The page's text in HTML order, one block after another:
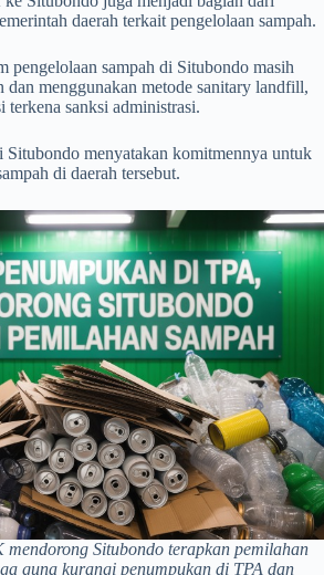
daerah terkait pengelolaan sampah.
pengelolaan sampah di Situbondo masih
dan menggunakan metode sanitary landfill,
terkena sanksi administrasi.
Situbondo menyatakan komitmennya untuk
di daerah tersebut.
Situbondo terapkan pemilahan
guna kurangi penumpukan di TPA dan